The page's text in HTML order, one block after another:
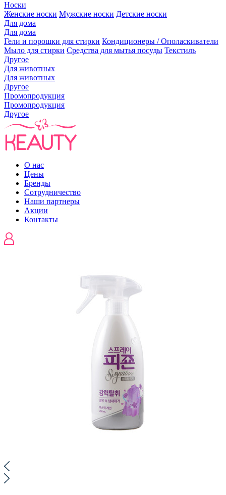
Носки
Женские носки Мужские носки Детские носки
Для дома
Для дома
Гели и порошки для стирки Кондиционеры / Ополаскиватели
Мыло для стирки Средства для мытья посуды Текстиль
Другое
Для животных
Для животных
Другое
Промопродукция
Промопродукция
Другое
О нас
Цены
Бренды
Сотрудничество
Наши партнеры
Акции
Контакты